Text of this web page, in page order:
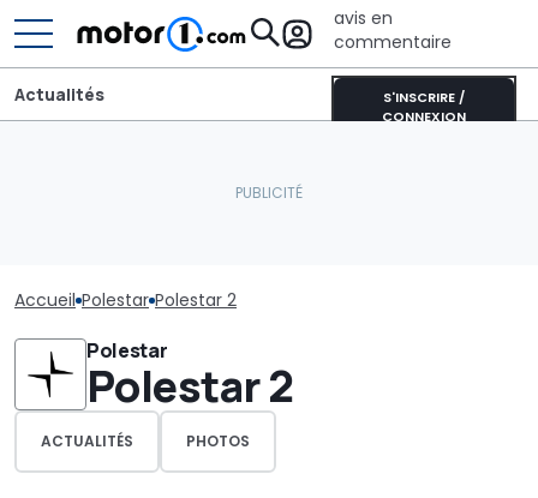
avis en
commentaire
S'INSCRIRE /
CONNEXION
Actualités
Accueil Polestar Polestar 2
Polestar
Polestar 2
ACTUALITÉS PHOTOS